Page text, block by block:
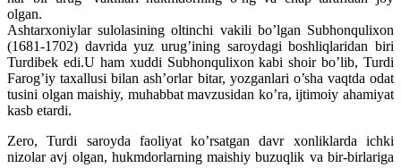
olgan.
Ashtarxoniylar sulolasining oltinchi vakili bo’lgan Subhonqulixon
(1681-1702) davrida yuz urug’ining saroydagi boshliqlaridan biri
Turdibek edi.U ham xuddi Subhonqulixon kabi shoir bo’lib, Turdi
Farog’iy taxallusi bilan ash’orlar bitar, yozganlari o’sha vaqtda odat
tusini olgan maishiy, muhabbat mavzusidan ko’ra, ijtimoiy ahamiyat
kasb etardi.
Zero, Turdi saroyda faoliyat ko’rsatgan davr xonliklarda ichki
nizolar avj olgan, hukmdorlarning maishiy buzuqlik va bir-birlariga